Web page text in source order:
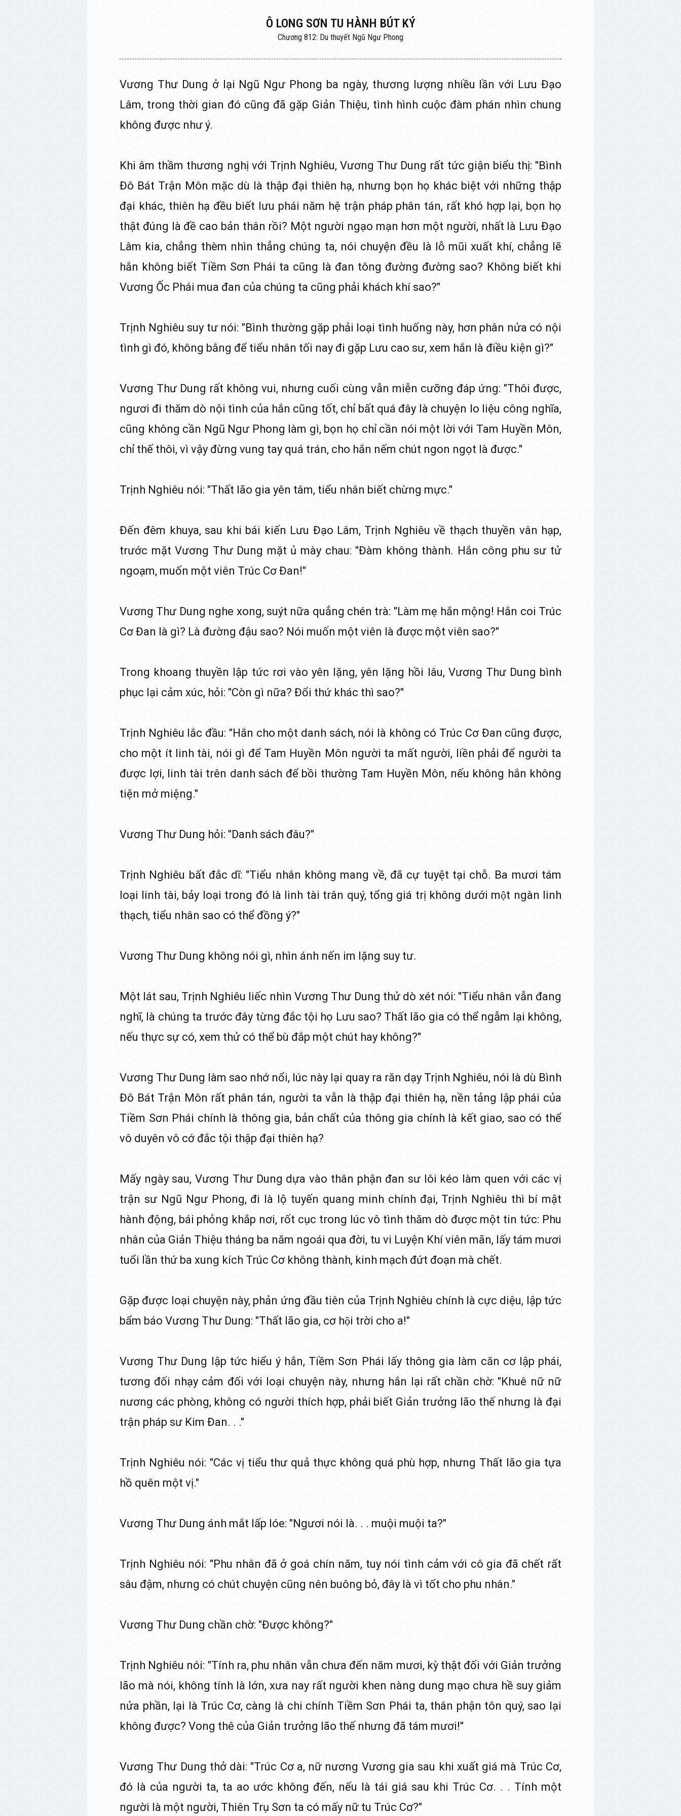
Ô LONG SƠN TU HÀNH BÚT KÝ
Chương 812: Du thuyết Ngũ Ngư Phong
Vương Thư Dung ở lại Ngũ Ngư Phong ba ngày, thương lượng nhiều lần với Lưu Đạo
Lâm, trong thời gian đó cũng đã gặp Giản Thiệu, tình hình cuộc đàm phán nhìn chung
không được như ý.
Khi âm thầm thương nghị với Trịnh Nghiêu, Vương Thư Dung rất tức giận biểu thị: "Bình
Đô Bát Trận Môn mặc dù là thập đại thiên hạ, nhưng bọn họ khác biệt với những thập
đại khác, thiên hạ đều biết lưu phái năm hệ trận pháp phân tán, rất khó hợp lại, bọn họ
thật đúng là đề cao bản thân rồi? Một người ngạo mạn hơn một người, nhất là Lưu Đạo
Lâm kia, chẳng thèm nhìn thẳng chúng ta, nói chuyện đều là lỗ mũi xuất khí, chẳng lẽ
hắn không biết Tiềm Sơn Phái ta cũng là đan tông đường đường sao? Không biết khi
Vương Ốc Phái mua đan của chúng ta cũng phải khách khí sao?"
Trịnh Nghiêu suy tư nói: "Bình thường gặp phải loại tình huống này, hơn phân nửa có nội
tình gì đó, không bằng để tiểu nhân tối nay đi gặp Lưu cao sư, xem hắn là điều kiện gì?"
Vương Thư Dung rất không vui, nhưng cuối cùng vẫn miễn cưỡng đáp ứng: "Thôi được,
ngươi đi thăm dò nội tình của hắn cũng tốt, chỉ bất quá đây là chuyện lo liệu công nghĩa,
cũng không cần Ngũ Ngư Phong làm gì, bọn họ chỉ cần nói một lời với Tam Huyền Môn,
chỉ thế thôi, vì vậy đừng vung tay quá trán, cho hắn nếm chút ngon ngọt là được."
Trịnh Nghiêu nói: "Thất lão gia yên tâm, tiểu nhân biết chừng mực."
Đến đêm khuya, sau khi bái kiến Lưu Đạo Lâm, Trịnh Nghiêu về thạch thuyền vân hạp,
trước mặt Vương Thư Dung mặt ủ mày chau: "Đàm không thành. Hắn công phu sư tử
ngoạm, muốn một viên Trúc Cơ Đan!"
Vương Thư Dung nghe xong, suýt nữa quẳng chén trà: "Làm mẹ hắn mộng! Hắn coi Trúc
Cơ Đan là gì? Là đường đậu sao? Nói muốn một viên là được một viên sao?"
Trong khoang thuyền lập tức rơi vào yên lặng, yên lặng hồi lâu, Vương Thư Dung bình
phục lại cảm xúc, hỏi: "Còn gì nữa? Đổi thứ khác thì sao?"
Trịnh Nghiêu lắc đầu: "Hắn cho một danh sách, nói là không có Trúc Cơ Đan cũng được,
cho một ít linh tài, nói gì để Tam Huyền Môn người ta mất người, liền phải để người ta
được lợi, linh tài trên danh sách để bồi thường Tam Huyền Môn, nếu không hắn không
tiện mở miệng."
Vương Thư Dung hỏi: "Danh sách đâu?"
Trịnh Nghiêu bất đắc dĩ: "Tiểu nhân không mang về, đã cự tuyệt tại chỗ. Ba mươi tám
loại linh tài, bảy loại trong đó là linh tài trân quý, tổng giá trị không dưới một ngàn linh
thạch, tiểu nhân sao có thể đồng ý?"
Vương Thư Dung không nói gì, nhìn ánh nến im lặng suy tư.
Một lát sau, Trịnh Nghiêu liếc nhìn Vương Thư Dung thử dò xét nói: "Tiểu nhân vẫn đang
nghĩ, là chúng ta trước đây từng đắc tội họ Lưu sao? Thất lão gia có thể ngẫm lại không,
nếu thực sự có, xem thử có thể bù đắp một chút hay không?"
Vương Thư Dung làm sao nhớ nổi, lúc này lại quay ra răn dạy Trịnh Nghiêu, nói là dù Bình
Đô Bát Trận Môn rất phân tán, người ta vẫn là thập đại thiên hạ, nền tảng lập phái của
Tiềm Sơn Phái chính là thông gia, bản chất của thông gia chính là kết giao, sao có thể
vô duyên vô cớ đắc tội thập đại thiên hạ?
Mấy ngày sau, Vương Thư Dung dựa vào thân phận đan sư lôi kéo làm quen với các vị
trận sư Ngũ Ngư Phong, đi là lộ tuyến quang minh chính đại, Trịnh Nghiêu thì bí mật
hành động, bái phỏng khắp nơi, rốt cục trong lúc vô tình thăm dò được một tin tức: Phu
nhân của Giản Thiệu tháng ba năm ngoái qua đời, tu vi Luyện Khí viên mãn, lấy tám mươi
tuổi lần thứ ba xung kích Trúc Cơ không thành, kinh mạch đứt đoạn mà chết.
Gặp được loại chuyện này, phản ứng đầu tiên của Trịnh Nghiêu chính là cực diệu, lập tức
bẩm báo Vương Thư Dung: "Thất lão gia, cơ hội trời cho a!"
Vương Thư Dung lập tức hiểu ý hắn, Tiềm Sơn Phái lấy thông gia làm căn cơ lập phái,
tương đối nhạy cảm đối với loại chuyện này, nhưng hắn lại rất chần chờ: "Khuê nữ nữ
nương các phòng, không có người thích hợp, phải biết Giản trưởng lão thế nhưng là đại
trận pháp sư Kim Đan. . ."
Trịnh Nghiêu nói: "Các vị tiểu thư quả thực không quá phù hợp, nhưng Thất lão gia tựa
hồ quên một vị."
Vương Thư Dung ánh mắt lấp lóe: "Ngươi nói là. . . muội muội ta?"
Trịnh Nghiêu nói: "Phu nhân đã ở goá chín năm, tuy nói tình cảm với cô gia đã chết rất
sâu đậm, nhưng có chút chuyện cũng nên buông bỏ, đây là vì tốt cho phu nhân."
Vương Thư Dung chần chờ: "Được không?"
Trịnh Nghiêu nói: "Tính ra, phu nhân vẫn chưa đến năm mươi, kỳ thật đối với Giản trưởng
lão mà nói, không tính là lớn, xưa nay rất người khen nàng dung mạo chưa hề suy giảm
nửa phần, lại là Trúc Cơ, càng là chi chính Tiềm Sơn Phái ta, thân phận tôn quý, sao lại
không được? Vong thê của Giản trưởng lão thế nhưng đã tám mươi!"
Vương Thư Dung thở dài: "Trúc Cơ a, nữ nương Vương gia sau khi xuất giá mà Trúc Cơ,
đó là của người ta, ta ao ước không đến, nếu là tái giá sau khi Trúc Cơ. . . Tính một
người là một người, Thiên Trụ Sơn ta có mấy nữ tu Trúc Cơ?"